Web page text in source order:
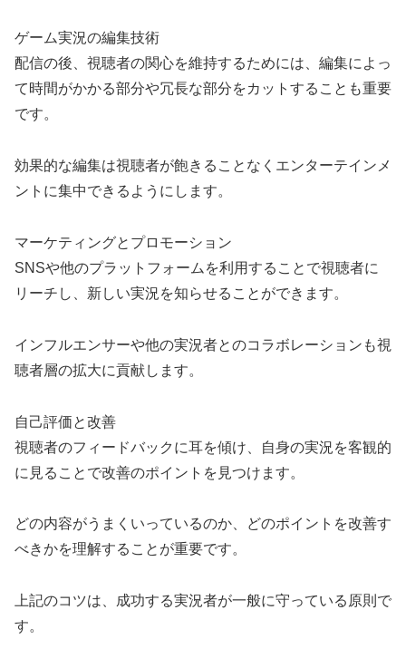
ゲーム実況の編集技術
配信の後、視聴者の関心を維持するためには、編集によっ
て時間がかかる部分や冗長な部分をカットすることも重要
です。
効果的な編集は視聴者が飽きることなくエンターテインメ
ントに集中できるようにします。
マーケティングとプロモーション
SNSや他のプラットフォームを利用することで視聴者に
リーチし、新しい実況を知らせることができます。
インフルエンサーや他の実況者とのコラボレーションも視
聴者層の拡大に貢献します。
自己評価と改善
視聴者のフィードバックに耳を傾け、自身の実況を客観的
に見ることで改善のポイントを見つけます。
どの内容がうまくいっているのか、どのポイントを改善す
べきかを理解することが重要です。
上記のコツは、成功する実況者が一般に守っている原則で
す。